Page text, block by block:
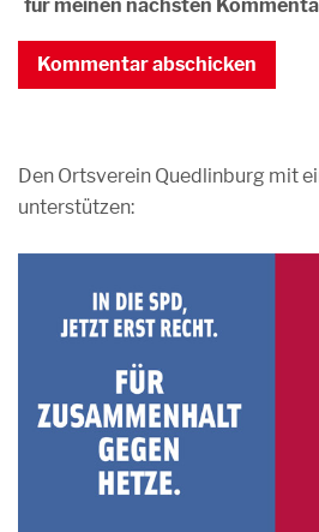
für meinen nächsten
Den Ortsverein Quedlinburg mit
unterstützen: